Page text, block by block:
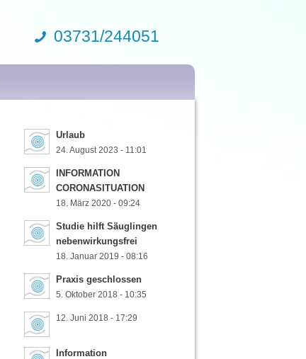
03731/244051
Urlaub
24. August 2023 - 11:01
INFORMATION
CORONASITUATION
18. März 2020 - 09:24
Studie hilft Säuglingen
nebenwirkungsfrei
18. Januar 2019 - 08:16
Praxis geschlossen
5. Oktober 2018 - 10:35
12. Juni 2018 - 17:29
Information